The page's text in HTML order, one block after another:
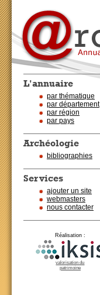
L'annuaire
par thématique
par département
par région
par pays
Archéologie
bibliographies
Services
ajouter un site
webmasters
nous contacter
Réalisation :
valorisation du
patrimoine